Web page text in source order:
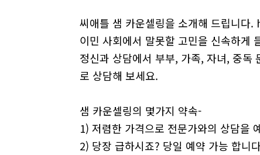
씨애틀 샘 카운셀링을 소개해 드립니다.
이민 사회에서 말못할 고민을 신속하게
정신과 상담에서 부부, 가족, 자녀, 중독
로 상담해 보세요.
샘 카운셀링의 몇가지 약속-
1) 저렴한 가격으로 전문가와의 상담을
2) 당장 급하시죠? 당일 예약 가능 합니